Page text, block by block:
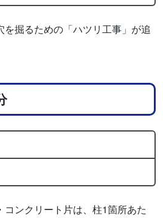
を掘るための「ハツリ工事」が追
ンクリート片は、柱1箇所あた